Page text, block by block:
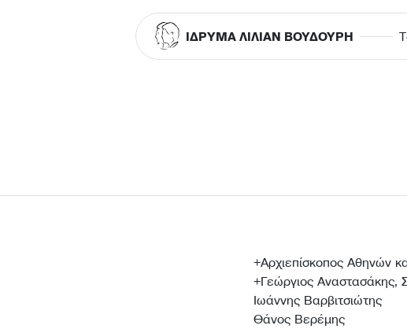
ΙΔΡΥΜΑ ΛΙΛΙΑΝ ΒΟΥΔΟΥΡΗ
+Αρχιεπίσκοπος Αθηνών
+Γεώργιος Αναστασάκης,
Ιωάννης Βαρβιτσιώτης
Θάνος Βερέμης